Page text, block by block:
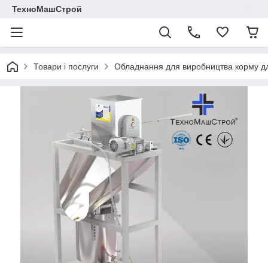
ТехноМашСтрой
Товари і послуги Обладнання для виробництва корму